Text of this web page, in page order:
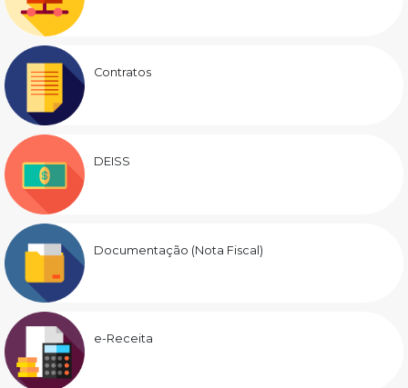
Contratos
DEISS
Documentação (Nota Fiscal)
e-Receita